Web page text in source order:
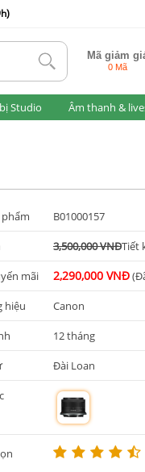
tlk Mã giảm
0 Mã
Studio Âm thanh &
B01000157
3,500,000 VNĐTiết
mãi 2,290,000 VNĐ
hiệu Canon
12 tháng
Đài Loan
m